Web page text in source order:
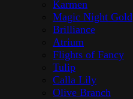
Karmen
Magic Night Gold
Brilliance
Atrium
Flights of Fancy
Tulip
Calla Lily
Olive Branch